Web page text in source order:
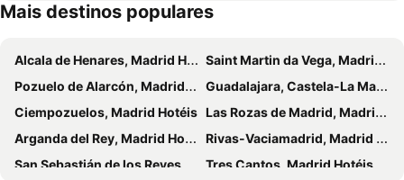
Rock in Rio
Arganda del Rey Metro Station
Rivas Vaciamadrid Metro Station
Congreso de los Diputados
Rivas Urbanizaciones Metro Station
Aquopolis San Fernando
Hospital de Fuenlabrada Metro Station
Moncloa Metro Station
Laguna Metro Station
Pabellón Polideportivo Fernando Martin
Palacio de Congresos de Madrid
Mais destinos populares
Alcala de Henares, Madrid Hotéis
Saint Martin da Vega, Madrid Hotéis
Pozuelo de Alarcón, Madrid Hotéis
Guadalajara, Castela-La Mancha Hotéis
Ciempozuelos, Madrid Hotéis Las Rozas de Madrid, Madrid Hotéis
Arganda del Rey, Madrid Hotéis
Rivas-Vaciamadrid, Madrid Hotéis
San Sebastián de los Reyes, Madrid Hotéis
Tres Cantos, Madrid Hotéis